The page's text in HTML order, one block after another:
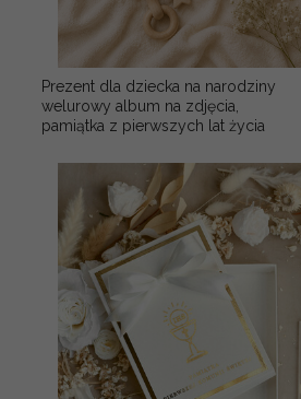
Prezent dla dziecka na narodziny
welurowy album na zdjęcia,
pamiątka z pierwszych lat życia